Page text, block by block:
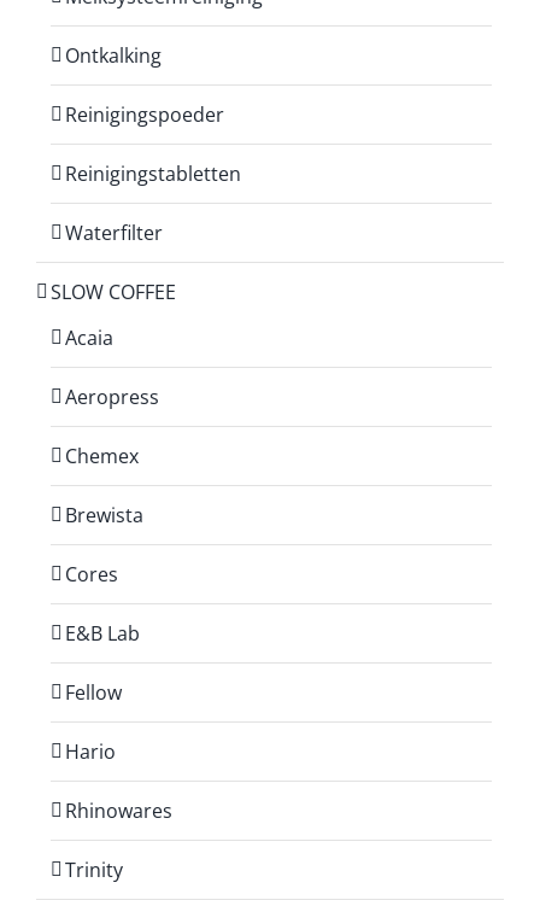
Ontkalking
Reinigingspoeder
Reinigingstabletten
Waterfilter
SLOW COFFEE
Acaia
Aeropress
Chemex
Brewista
Cores
E&B Lab
Fellow
Hario
Rhinowares
Trinity